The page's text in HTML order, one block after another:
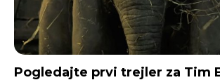
Pogledajte prvi trejler za Tim